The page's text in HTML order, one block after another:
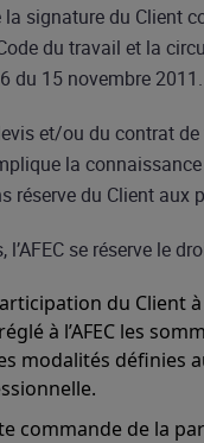
la signature du Client
du travail et la
du 15 novembre 2011.
et/ou du contrat
la connaissance
réserve du Client aux
se réserve le
du Client
à l’AFEC les
modalités définies
commande de la